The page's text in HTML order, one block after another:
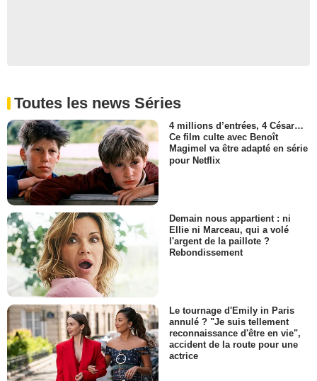
Toutes les news Séries
4 millions d’entrées, 4 César…
Ce film culte avec Benoît
Magimel va être adapté en série
pour Netflix
Demain nous appartient : ni
Ellie ni Marceau, qui a volé
l'argent de la paillote ?
Rebondissement
Le tournage d'Emily in Paris
annulé ? "Je suis tellement
reconnaissance d'être en vie",
accident de la route pour une
actrice